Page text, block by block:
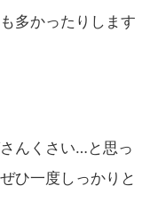
多かったりします
んくさい…と思っ
ひ一度しっかりと